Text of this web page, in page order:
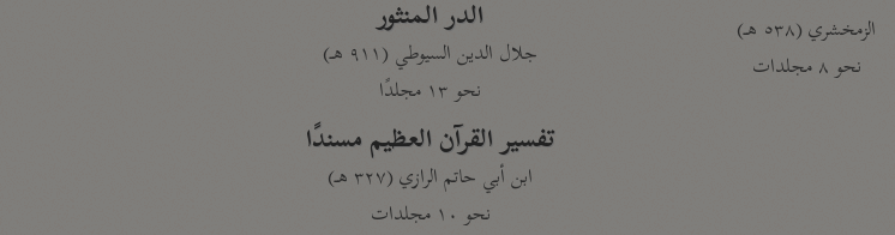
الزمخشري (٥٣٨ هـ)
نحو ٨ مجلدات
الدر المنثور
جلال الدين السيوطي (٩١١ هـ)
نحو ١٣ مجلدًا
تفسير القرآن العظيم مسندًا
ابن أبي حاتم الرازي (٣٢٧ هـ)
نحو ١٠ مجلدات